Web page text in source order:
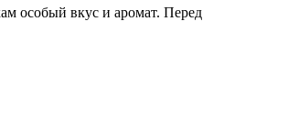
особый вкус и аромат. Перед